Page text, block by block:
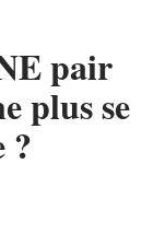
pair
plus se
?